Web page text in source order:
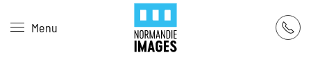
Skip to main content
Menu
Panneau de gestion des cookies